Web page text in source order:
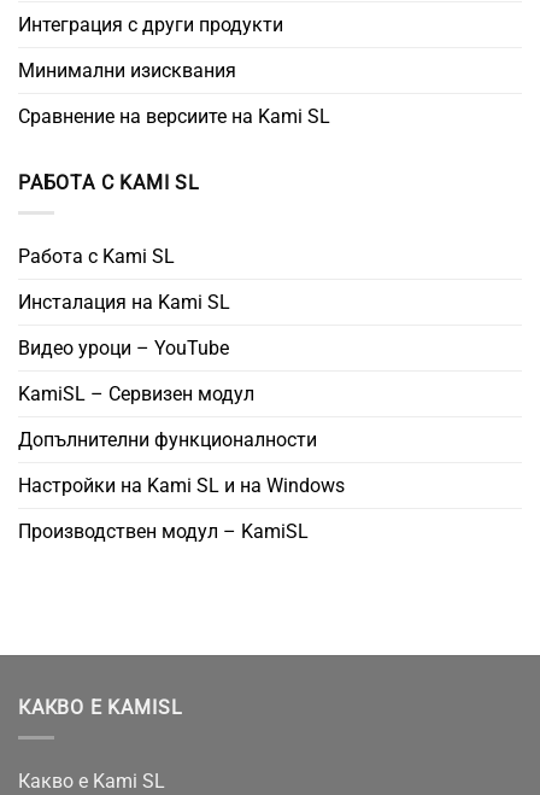
Интеграция с други продукти
Минимални изисквания
Сравнение на версиите на Kami SL
РАБОТА С KAMI SL
Работа с Kami SL
Инсталация на Kami SL
Видео уроци – YouTube
KamiSL – Сервизен модул
Допълнителни функционалности
Настройки на Kami SL и на Windows
Производствен модул – KamiSL
КАКВО Е KAMISL
Какво е Kami SL